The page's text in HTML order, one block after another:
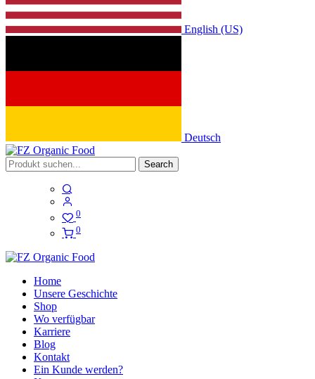
English (US)
Deutsch
Search
0
0
Home
Unsere Geschichte
Shop
Wo verfügbar
Karriere
Blog
Kontakt
Ein Kunde werden?